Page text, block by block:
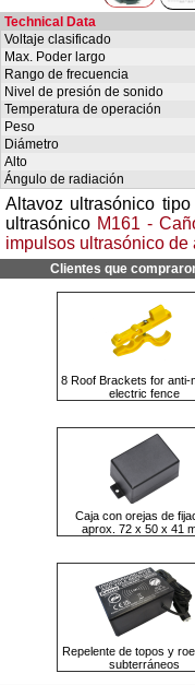
Technical Data
Voltaje clasificado
Max. Poder largo
Rango de frecuencia
Nivel de presión de sonido
Temperatura de operación
Peso
Diámetro
Alto
Ángulo de radiación
Altavoz ultrasónico
ultrasónico M161 -
impulsos ultrasónico de
Clientes que
8 Roof Brackets for anti-
electric fence
Caja con orejas de
aprox. 72 x 50 x 41
Repelente de topos y
subterráneos